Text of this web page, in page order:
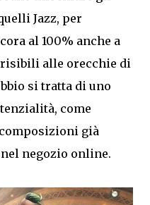
Jazz, per
al 100% anche a
alle orecchie di
si tratta di uno
come
già
negozio online.